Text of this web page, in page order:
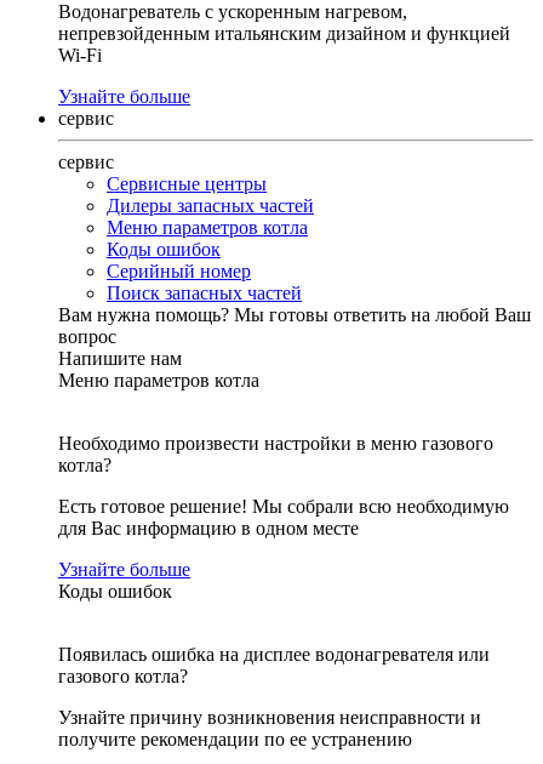
Водонагреватель с ускоренным нагревом,
непревзойденным итальянским дизайном и функцией
Wi-Fi
Узнайте больше
сервис
сервис
Сервисные центры
Дилеры запасных частей
Меню параметров котла
Коды ошибок
Серийный номер
Поиск запасных частей
Вам нужна помощь? Мы готовы ответить на любой Ваш
вопрос
Напишите нам
Меню параметров котла
Необходимо произвести настройки в меню газового
котла?
Есть готовое решение! Мы собрали всю необходимую
для Вас информацию в одном месте
Узнайте больше
Коды ошибок
Появилась ошибка на дисплее водонагревателя или
газового котла?
Узнайте причину возникновения неисправности и
получите рекомендации по ее устранению